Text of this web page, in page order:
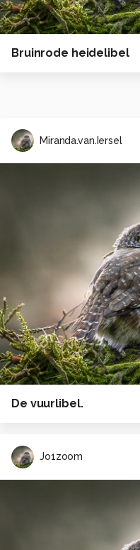
Bruinrode heidelibel
Miranda.van.Iersel
De vuurlibel.
Jo1zoom